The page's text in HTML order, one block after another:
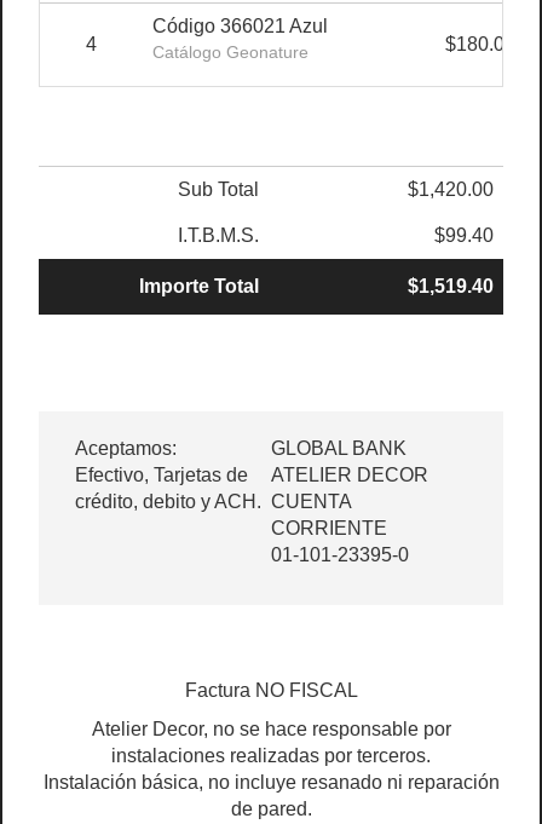
4
Código 366021 Azul
Catálogo Geonature $180.00
Sub Total $1,420.00
I.T.B.M.S. $99.40
Importe Total $1,519.40
Aceptamos:
Efectivo, Tarjetas de
crédito, debito y ACH.
GLOBAL BANK
ATELIER DECOR
CUENTA
CORRIENTE
01-101-23395-0
Factura NO FISCAL
Atelier Decor, no se hace responsable por
instalaciones realizadas por terceros.
Instalación básica, no incluye resanado ni reparación
de pared.